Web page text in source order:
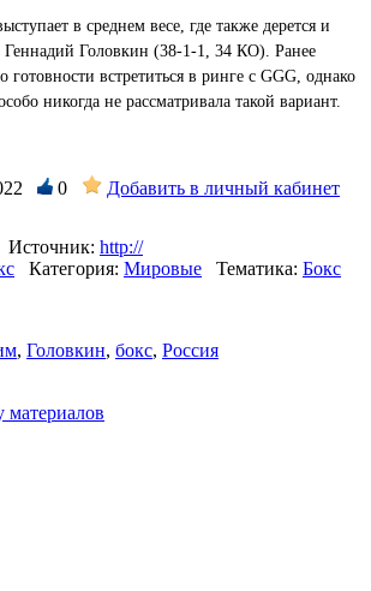
в среднем весе, где также дерется и
Геннадий Головкин (38-1-1, 34 КО). Ранее
готовности встретиться в ринге с GGG, однако
никогда не рассматривала такой вариант.
0 Добавить в личный кабинет
Источник: http://
Категория: Мировые Тематика: Бокс
, Головкин, бокс, Россия
материалов